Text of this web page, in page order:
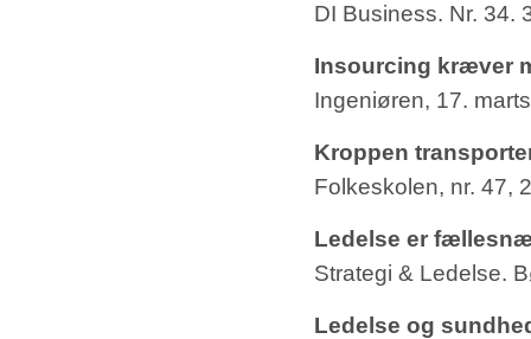
DI Business. Nr. 34.
Insourcing kræver
Ingeniøren, 17.
Kroppen
Folkeskolen, nr. 47,
Ledelse er
Strategi & Ledelse.
Ledelse og